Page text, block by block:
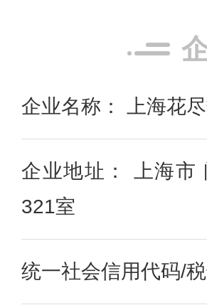
企业名称： 上海花
企业地址： 上海市
321室
统一社会信用代码/